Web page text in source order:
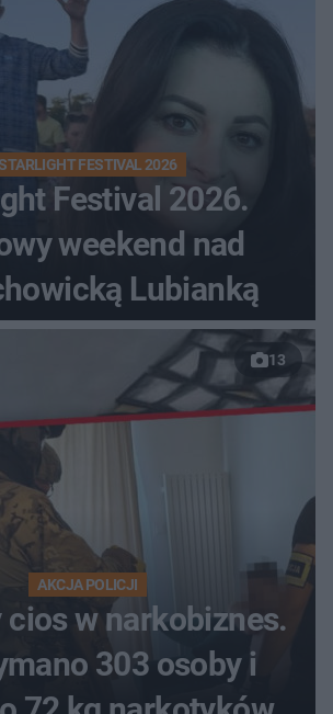
FESTIVAL 2026
Festival 2026.
weekend nad
Lubianką
13
AKCJA POLICJI
cios w narkobiznes.
osoby i